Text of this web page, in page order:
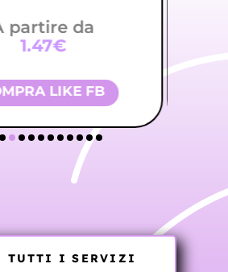
partire da
1.92€
TIKTOK
TUTTI I SERVIZI